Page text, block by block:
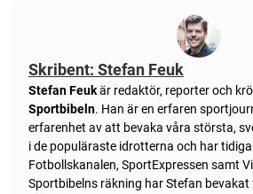
Skribent: Stefan Feuk
Stefan Feukär redaktör, reporter och
Sportbibeln. Han är en erfaren
erfarenhet av att bevaka våra största,
i de populäraste idrotterna och har
Fotbollskanalen, SportExpressen samt
Sportbibelns räkning har Stefan bevakat